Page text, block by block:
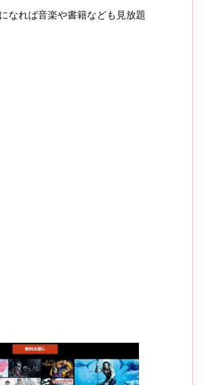
なれば音楽や書籍なども見放題